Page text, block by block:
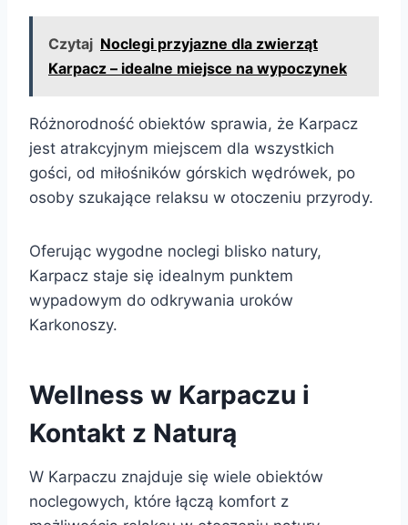
Czytaj Noclegi przyjazne dla zwierząt
Karpacz – idealne miejsce na wypoczynek
Różnorodność obiektów sprawia, że Karpacz
jest atrakcyjnym miejscem dla wszystkich
gości, od miłośników górskich wędrówek, po
osoby szukające relaksu w otoczeniu przyrody.
Oferując wygodne noclegi blisko natury,
Karpacz staje się idealnym punktem
wypadowym do odkrywania uroków
Karkonoszy.
Wellness w Karpaczu i
Kontakt z Naturą
W Karpaczu znajduje się wiele obiektów
noclegowych, które łączą komfort z